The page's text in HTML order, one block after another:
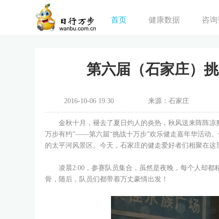
首页 健康数据 咨
第六届（石家庄）
2016-10-06 19:30 来源：石家庄
金秋十月，褪去了夏日灼人的炎热，秋风送来阵阵凉
万步有约”——第六届“挑战十万步”欢乐健走嘉年华活动
的太平河风景区。今天，石家庄的健走爱好者们相聚在
凌晨2:00，参赛队员集合，虽然是夜晚，每个人却都
骨，随后，队员们都带着万丈豪情出发！